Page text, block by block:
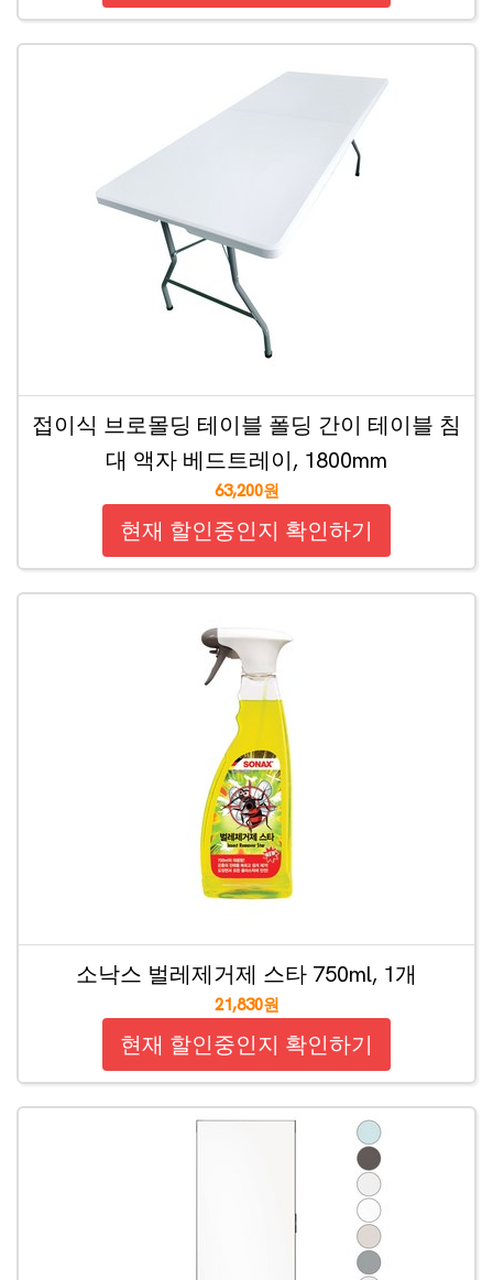
접이식 브로몰딩 테이블 폴딩 간이 테이블 침
대 액자 베드트레이, 1800mm
63,200원
현재 할인중인지 확인하기
소낙스 벌레제거제 스타 750ml, 1개
21,830원
현재 할인중인지 확인하기